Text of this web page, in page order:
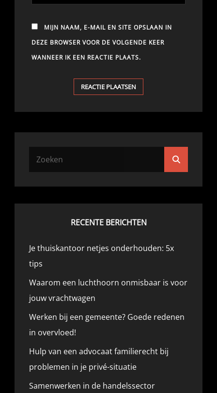
MIJN NAAM, E-MAIL EN SITE OPSLAAN IN
DEZE BROWSER VOOR DE VOLGENDE KEER
WANNEER IK EEN REACTIE PLAATS.
RECENTE BERICHTEN
Je thuiskantoor netjes onderhouden: 5x
tips
Waarom een luchthoorn onmisbaar is voor
jouw vrachtwagen
Werken bij een gemeente? Goede redenen
in overvloed!
Hulp van een advocaat familierecht bij
problemen in je privé-situatie
Samenwerken in de handelssector